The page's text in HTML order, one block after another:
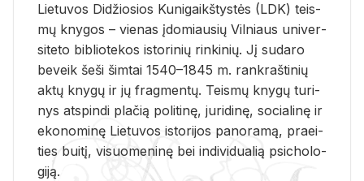
Lie­tu­vos Di­džio­sios Ku­ni­gaikš­tys­tės (LDK) teis­
mų kny­gos – vie­nas įdo­miau­sių Vil­niaus uni­ver­
si­te­to bi­b­lio­te­kos is­to­ri­nių rin­ki­nių. Jį su­da­ro
be­veik šeši šim­tai 1540–1845 m. rank­raš­ti­nių
aktų kny­gų ir jų frag­men­tų. Teis­mų kny­gų tu­ri­
nys at­spin­di pla­čią po­li­ti­nę, ju­ri­di­nę, so­cia­li­nę ir
eko­no­mi­nę Lie­tu­vos is­to­ri­jos pa­no­ra­mą, pra­ei­
ties bui­tį, vi­suo­me­ni­nę bei in­di­vi­dua­lią psi­cho­lo­
gi­ją.